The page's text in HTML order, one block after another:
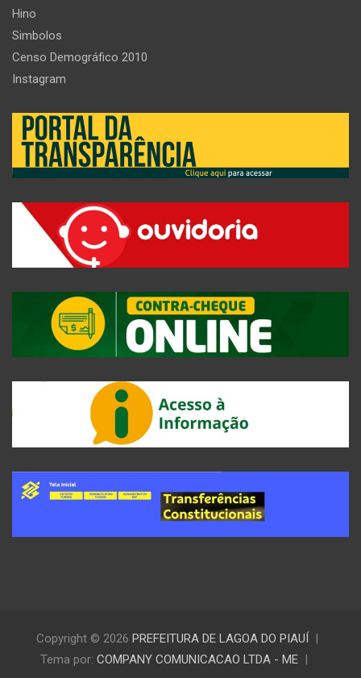
Hino
Simbolos
Censo Demográfico 2010
Instagram
Copyright © 2026 PREFEITURA DE LAGOA DO PIAUÍ
Tema por: COMPANY COMUNICACAO LTDA - ME